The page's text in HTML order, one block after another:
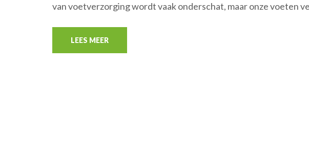
van voetverzorging wordt vaak onderschat, maar onze voeten
LEES MEER